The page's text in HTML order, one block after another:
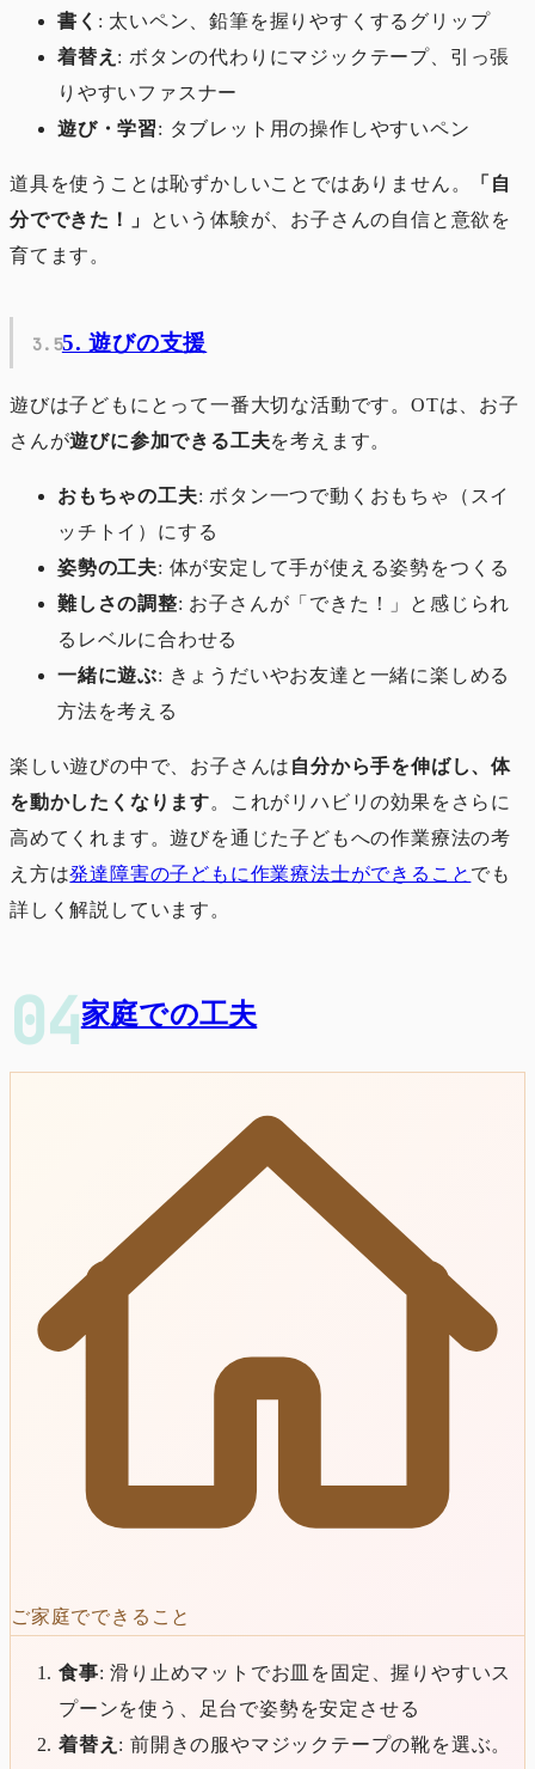
書く : 太いペン、鉛筆を握りやすくするグリップ
着替え : ボタンの代わりにマジックテープ、引っ張
りやすいファスナー
遊び・学習: タブレット用の操作しやすいペン
道具を使うことは恥ずかしいことではありません。
「自
分でできた！」
という体験が、お子さんの自信と意欲を
育てます。
5. 遊びの支援
遊びは子どもにとって一番大切な活動です。OTは、お子
さんが遊びに参加できる工夫を考えます。
おもちゃの工夫: ボタン一つで動くおもちゃ（スイ
ッチトイ）にする
姿勢の工夫: 体が安定して手が使える姿勢をつくる
難しさの調整: お子さんが「できた！」と感じられ
るレベルに合わせる
一緒に遊ぶ: きょうだいやお友達と一緒に楽しめる
方法を考える
楽しい遊びの中で、お子さんは 自分から手を伸ばし、体
を動かしたくなります。これがリハビリの効果をさらに
高めてくれます。遊びを通じた子どもへの作業療法の考
え方は発達障害の子どもに作業療法士ができること でも
詳しく解説しています。
家庭での工夫
ご家庭でできること
食事: 滑り止めマットでお皿を固定、握りやすいス
プーンを使う、足台で姿勢を安定させる
着替え : 前開きの服やマジックテープの靴を選ぶ。